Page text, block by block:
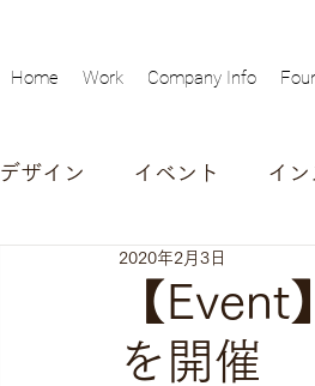
Home Work Company Info
デザイン イベント イ
対談
【
を開催
2020年2月3日